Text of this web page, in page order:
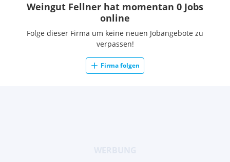
Weingut Fellner hat momentan 0 Jobs
online
Folge dieser Firma um keine neuen Jobangebote zu
verpassen!
Firma folgen